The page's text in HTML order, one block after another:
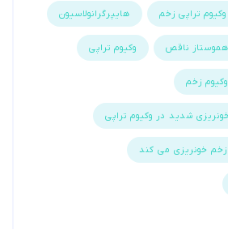
تراپی زخم هایپرگرانولاسیون
ناقص وکیوم تراپی
زخم
شدید در وکیوم تراپی
خونریزی می کند